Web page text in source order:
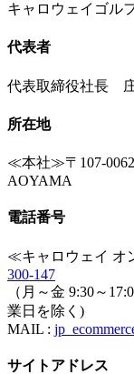
キャロウェイゴル
代表者
代表取締役社長
所在地
≪本社≫〒107-
AOYAMA
電話番号
≪キャロウェイ オ
300-147
（月～金 9:30～
業日を除く)
MAIL :
サイトアドレス